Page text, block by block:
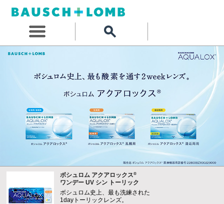
ボシュロム アクアロックス®
ワンデー UV シン トーリック
ボシュロム史上、最も洗練された
1dayトーリックレンズ。